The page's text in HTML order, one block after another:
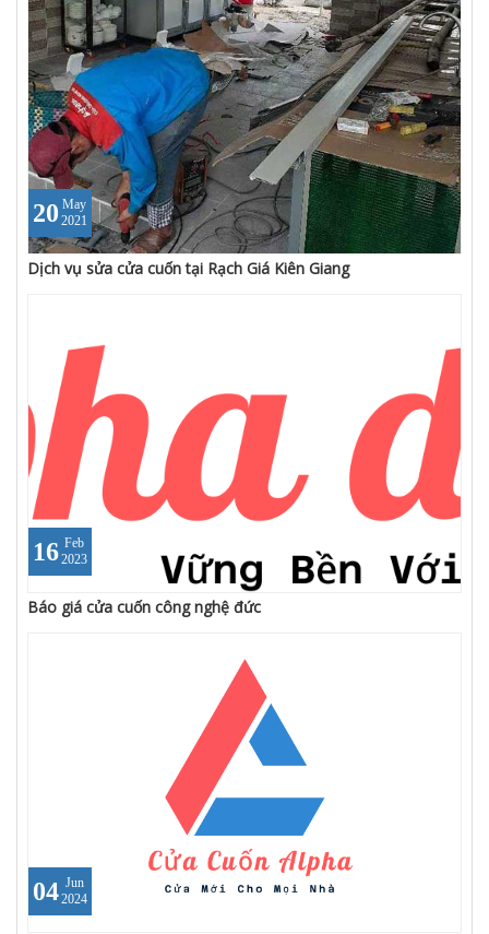
20 May
2021
Dịch vụ sửa cửa cuốn tại Rạch Giá Kiên Giang
16 Feb
2023
Báo giá cửa cuốn công nghệ đức
04 Jun
2024